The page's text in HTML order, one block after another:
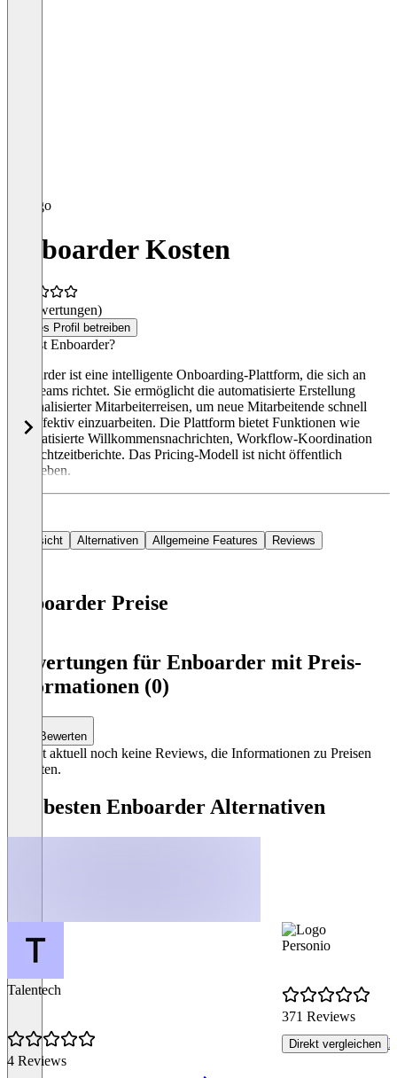
Enboarder Kosten
(0 Bewertungen)
Dieses Profil betreiben
Was ist Enboarder?
Enboarder ist eine intelligente Onboarding-Plattform, die sich an
HR-Teams richtet. Sie ermöglicht die automatisierte Erstellung
personalisierter Mitarbeiterreisen, um neue Mitarbeitende schnell
und effektiv einzuarbeiten. Die Plattform bietet Funktionen wie
automatisierte Willkommensnachrichten, Workflow-Koordination
und Echtzeitberichte. Das Pricing-Modell ist nicht öffentlich
angegeben.
Übersicht Alternativen Allgemeine Features Reviews
Enboarder Preise
Bewertungen für Enboarder mit Preis-
Informationen (0)
Bewerten
Es gibt aktuell noch keine Reviews, die Informationen zu Preisen
enthalten.
Die besten Enboarder Alternativen
Talentech
4 Reviews
Personio
371 Reviews
Direkt vergleichen